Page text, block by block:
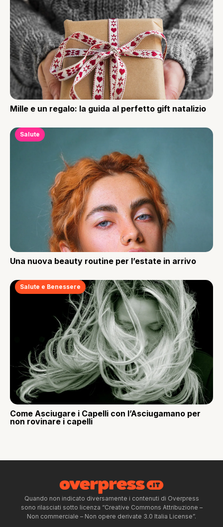
Mille e un regalo: la guida al perfetto gift natalizio
Salute
Una nuova beauty routine per l’estate in arrivo
Salute e Benessere
Come Asciugare i Capelli con l’Asciugamano per
non rovinare i capelli
Quando non indicato diversamente i contenuti di Overpress
sono rilasciati sotto licenza “Creative Commons Attribuzione –
Non commerciale – Non opere derivate 3.0 Italia License”.